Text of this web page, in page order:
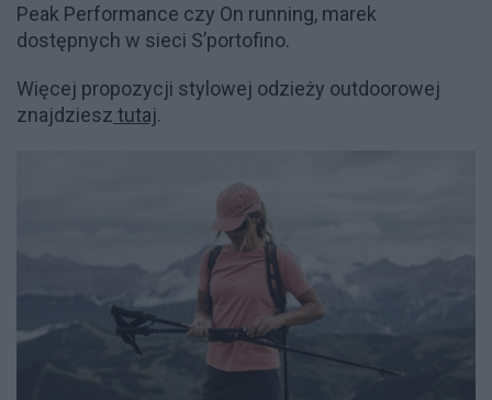
Peak Performance czy On running, marek
dostępnych w sieci S’portofino.
Więcej propozycji stylowej odzieży outdoorowej
znajdziesz tutaj.